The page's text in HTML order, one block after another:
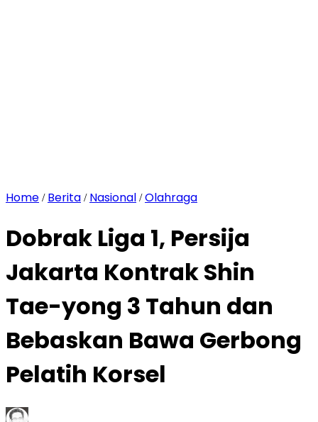
Home / Berita / Nasional /Olahraga
Dobrak Liga 1, Persija
Jakarta Kontrak Shin
Tae-yong 3 Tahun dan
Bebaskan Bawa Gerbong
Pelatih Korsel